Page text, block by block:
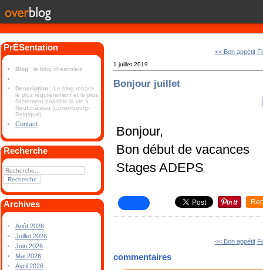
PrÉSentation
Blog : le blog chestrolais
Description : Le blog retrace
le plus régulièrement et le plus
fidèlement possible la vie à
Neufchâteau (Luxembourg-
Belgique).
Contact
Recherche
Archives
Août 2026
Juillet 2026
Juin 2026
Mai 2026
Avril 2026
<< Bon appétit
1 juillet 2019
Bonjour juillet
Bonjour,
Bon début de vacances
Stages ADEPS
<< Bon appétit
commentaires